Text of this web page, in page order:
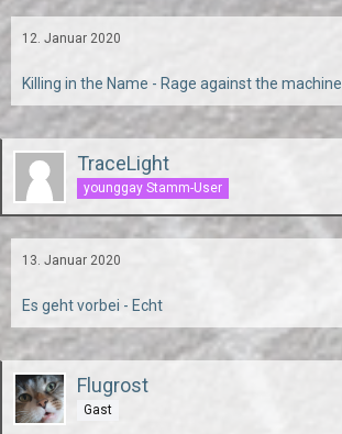
12. Januar 2020
Killing in the Name - Rage against the machine
TraceLight
younggay Stamm-User
13. Januar 2020
Es geht vorbei - Echt
Flugrost
Gast